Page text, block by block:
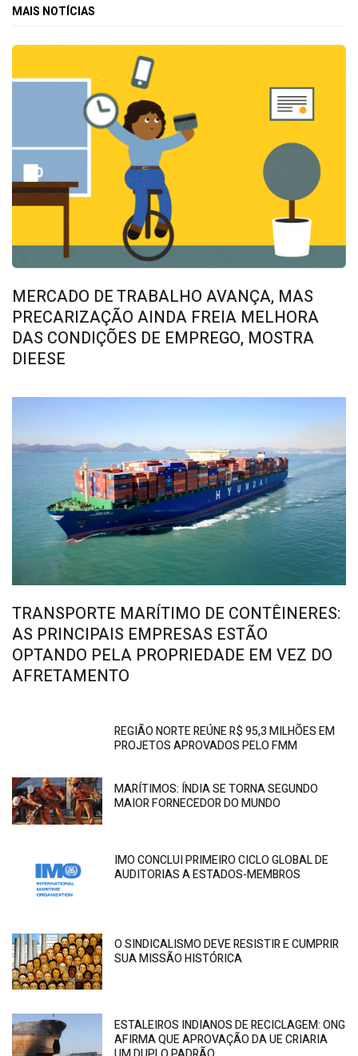
MAIS NOTÍCIAS
MERCADO DE TRABALHO AVANÇA, MAS
PRECARIZAÇÃO AINDA FREIA MELHORA
DAS CONDIÇÕES DE EMPREGO, MOSTRA
DIEESE
TRANSPORTE MARÍTIMO DE CONTÊINERES:
AS PRINCIPAIS EMPRESAS ESTÃO
OPTANDO PELA PROPRIEDADE EM VEZ DO
AFRETAMENTO
REGIÃO NORTE REÚNE R$ 95,3 MILHÕES EM
PROJETOS APROVADOS PELO FMM
MARÍTIMOS: ÍNDIA SE TORNA SEGUNDO
MAIOR FORNECEDOR DO MUNDO
IMO CONCLUI PRIMEIRO CICLO GLOBAL DE
AUDITORIAS A ESTADOS-MEMBROS
O SINDICALISMO DEVE RESISTIR E CUMPRIR
SUA MISSÃO HISTÓRICA
ESTALEIROS INDIANOS DE RECICLAGEM: ONG
AFIRMA QUE APROVAÇÃO DA UE CRIARIA